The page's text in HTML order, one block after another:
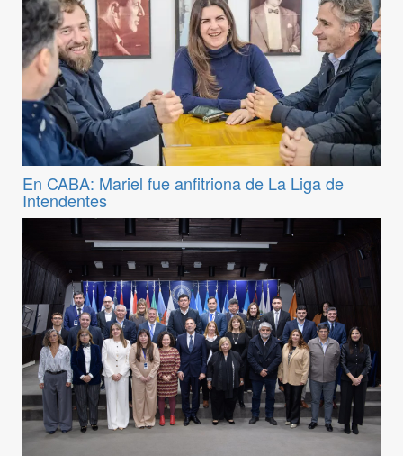
En CABA: Mariel fue anfitriona de La Liga de
Intendentes